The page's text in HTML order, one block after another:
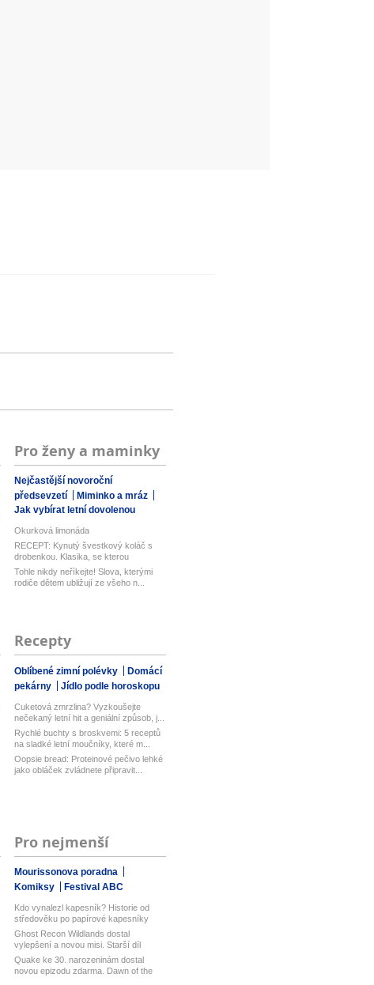
Pro ženy a maminky
Nejčastější novoroční
předsevzetí
Miminko a mráz
Jak vybírat letní dovolenou
Okurková limonáda
RECEPT: Kynutý švestkový koláč s
drobenkou. Klasika, se kterou
zaboduj...
Tohle nikdy neříkejte! Slova, kterými
rodiče dětem ubližují ze všeho n...
Recepty
Oblíbené zimní polévky
Domácí
pekárny
Jídlo podle horoskopu
Cuketová zmrzlina? Vyzkoušejte
nečekaný letní hit a geniální způsob, j...
Rychlé buchty s broskvemi: 5 receptů
na sladké letní moučníky, které m...
Oopsie bread: Proteinové pečivo lehké
jako obláček zvládnete připravit...
Pro nejmenší
Mourissonova poradna
Komiksy
Festival ABC
Kdo vynalezl kapesník? Historie od
středověku po papírové kapesníky
Ghost Recon Wildlands dostal
vylepšení a novou misi. Starší díl
Ubisof...
Quake ke 30. narozeninám dostal
novou epizodu zdarma. Dawn of the